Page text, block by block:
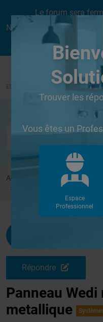
Le forum sera
Nous aurons le plaisir de
Accueil Forums
Panneau Wedi mur et
Répondre
Panneau
metallique
Trouver les
Vous êtes un
Espace
Professionnel